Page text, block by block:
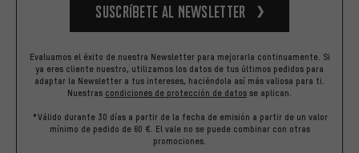
Suscríbete al newsletter
Evaluamos el éxito de nuestra Newsletter para mejorarla continuamente. Si
ya eres cliente nuestro, utilizamos los datos de tus últimos pedidos para
adaptar la Newsletter a tus intereses, haciéndola así más valiosa para ti.
Nuestras condiciones de protección de datos se aplican.
*Válido durante 30 días a partir de la fecha de emisión a partir de un valor
mínimo de pedido de 60 €. El vale no se puede combinar con otras
promociones.